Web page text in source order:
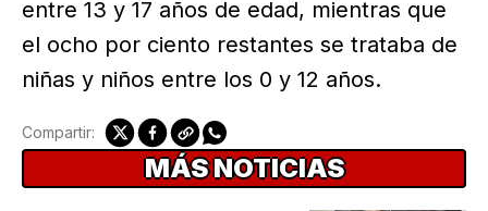
entre 13 y 17 años de edad, mientras que
el ocho por ciento restantes se trataba de
niñas y niños entre los 0 y 12 años.
Compartir:
MÁS NOTICIAS